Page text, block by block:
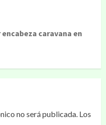
caravana en
no será publicada. Los